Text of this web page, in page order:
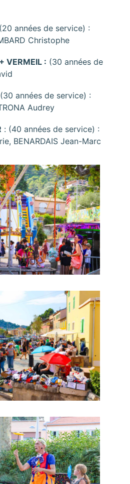
années de service) :
Christophe
VERMEIL : (30 années de
années de service) :
Audrey
: (40 années de service) :
BENARDAIS Jean-Marc